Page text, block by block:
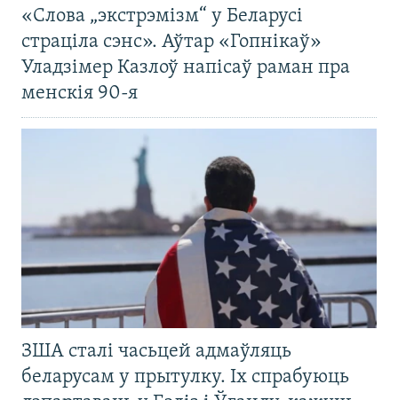
«Слова „экстрэмізм“ у Беларусі
страціла сэнс». Аўтар «Гопнікаў»
Уладзімер Казлоў напісаў раман пра
менскія 90-я
ЗША сталі часьцей адмаўляць
беларусам у прытулку. Іх спрабуюць